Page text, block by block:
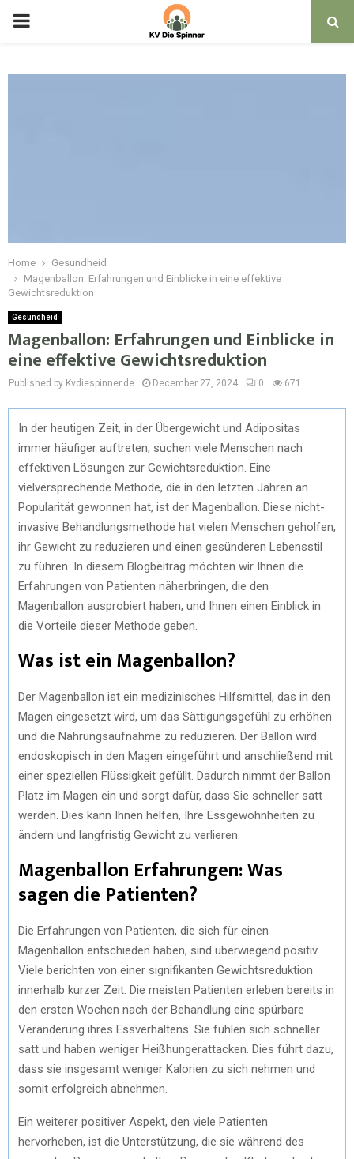
PRIMARY
Home
Gesundheid
Magenballon: Erfahrungen und Einblicke in eine effektive
Gewichtsreduktion
Gesundheid
Magenballon: Erfahrungen und Einblicke in
eine effektive Gewichtsreduktion
Published by Kvdiespinner.de December 27, 2024 0 671
In der heutigen Zeit, in der Übergewicht und Adipositas
immer häufiger auftreten, suchen viele Menschen nach
effektiven Lösungen zur Gewichtsreduktion. Eine
vielversprechende Methode, die in den letzten Jahren an
Popularität gewonnen hat, ist der Magenballon. Diese nicht-
invasive Behandlungsmethode hat vielen Menschen geholfen,
ihr Gewicht zu reduzieren und einen gesünderen Lebensstil
zu führen. In diesem Blogbeitrag möchten wir Ihnen die
Erfahrungen von Patienten näherbringen, die den
Magenballon ausprobiert haben, und Ihnen einen Einblick in
die Vorteile dieser Methode geben.
Was ist ein Magenballon?
Der Magenballon ist ein medizinisches Hilfsmittel, das in den
Magen eingesetzt wird, um das Sättigungsgefühl zu erhöhen
und die Nahrungsaufnahme zu reduzieren. Der Ballon wird
endoskopisch in den Magen eingeführt und anschließend mit
einer speziellen Flüssigkeit gefüllt. Dadurch nimmt der Ballon
Platz im Magen ein und sorgt dafür, dass Sie schneller satt
werden. Dies kann Ihnen helfen, Ihre Essgewohnheiten zu
ändern und langfristig Gewicht zu verlieren.
Magenballon Erfahrungen: Was
sagen die Patienten?
Die Erfahrungen von Patienten, die sich für einen
Magenballon entschieden haben, sind überwiegend positiv.
Viele berichten von einer signifikanten Gewichtsreduktion
innerhalb kurzer Zeit. Die meisten Patienten erleben bereits in
den ersten Wochen nach der Behandlung eine spürbare
Veränderung ihres Essverhaltens. Sie fühlen sich schneller
satt und haben weniger Heißhungerattacken. Dies führt dazu,
dass sie insgesamt weniger Kalorien zu sich nehmen und
somit erfolgreich abnehmen.
Ein weiterer positiver Aspekt, den viele Patienten
hervorheben, ist die Unterstützung, die sie während des